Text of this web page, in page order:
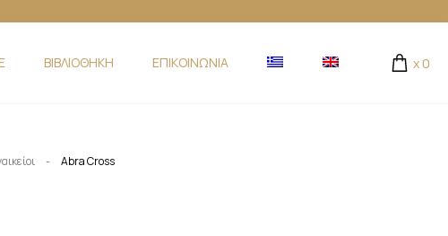
ΒΙΒΛΙΟΘΗΚΗ ΕΠΙΚΟΙΝΩΝΙΑ x 0
- Abra Cross